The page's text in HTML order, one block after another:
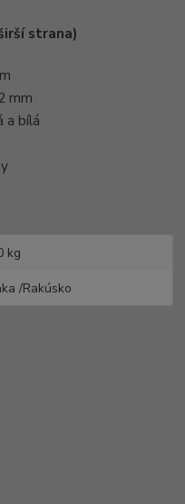
strana)
mm
a bílá
kg
/Rakúsko